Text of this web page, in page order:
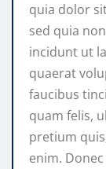
quia dolor
sed quia
incidunt ut
quaerat
faucibus
quam felis,
pretium
enim.